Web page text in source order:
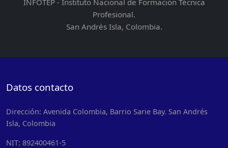
Profesional.
San Andrés Isla, Colombia.
Datos contacto
Dirección: Avenida Colombia, Barrio Sarie Bay. San Andrés
Isla, Colombia
NIT: 892400461-5